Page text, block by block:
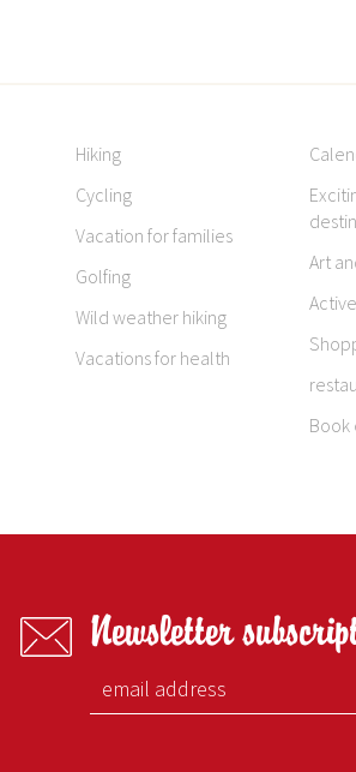
Hiking
Cycling
Vacation for families
Golfing
Wild weather hiking
Vacations for health
Art
Book
Newsletter